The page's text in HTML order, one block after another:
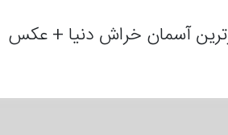
آسمان خراش دنیا + عکس